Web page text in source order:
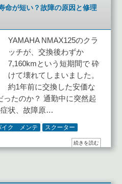
命が短い？故障の原因と修理
YAMAHA NMAX125のクラ
ッチが、交換後わずか
7,160kmという短期間で 砕
けて壊れてしまいました。
約1年前に交換した安価な
ったのか？ 通勤中に突然起
状、故障原…
イク メンテ スクーター
続きを読む